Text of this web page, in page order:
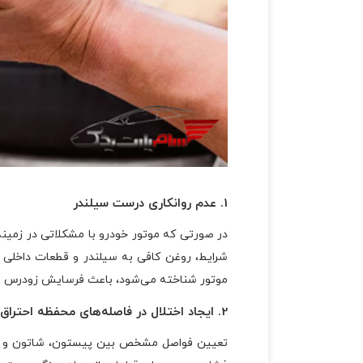
1. عدم روانکاری درست سیلندر
در صورتی که موتور خودرو با مشکلاتی در
شرایط، روغن کافی به سیلندر و قطعات
موتور شناخته می‌شود، باعث فرسایش
2. ایجاد اختلال در فاصله‌های محفظه احتراق
تعیین فواصل مشخص بین پیستون، شاتون و